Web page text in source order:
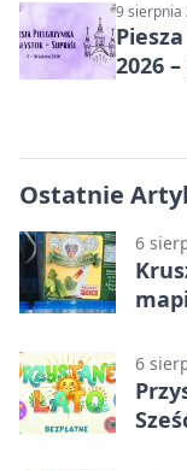
9 sierpnia
2026
Ostatnie
6
6